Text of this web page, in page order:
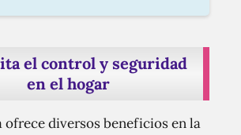
el control y seguridad
en el hogar
ofrece diversos beneficios en la